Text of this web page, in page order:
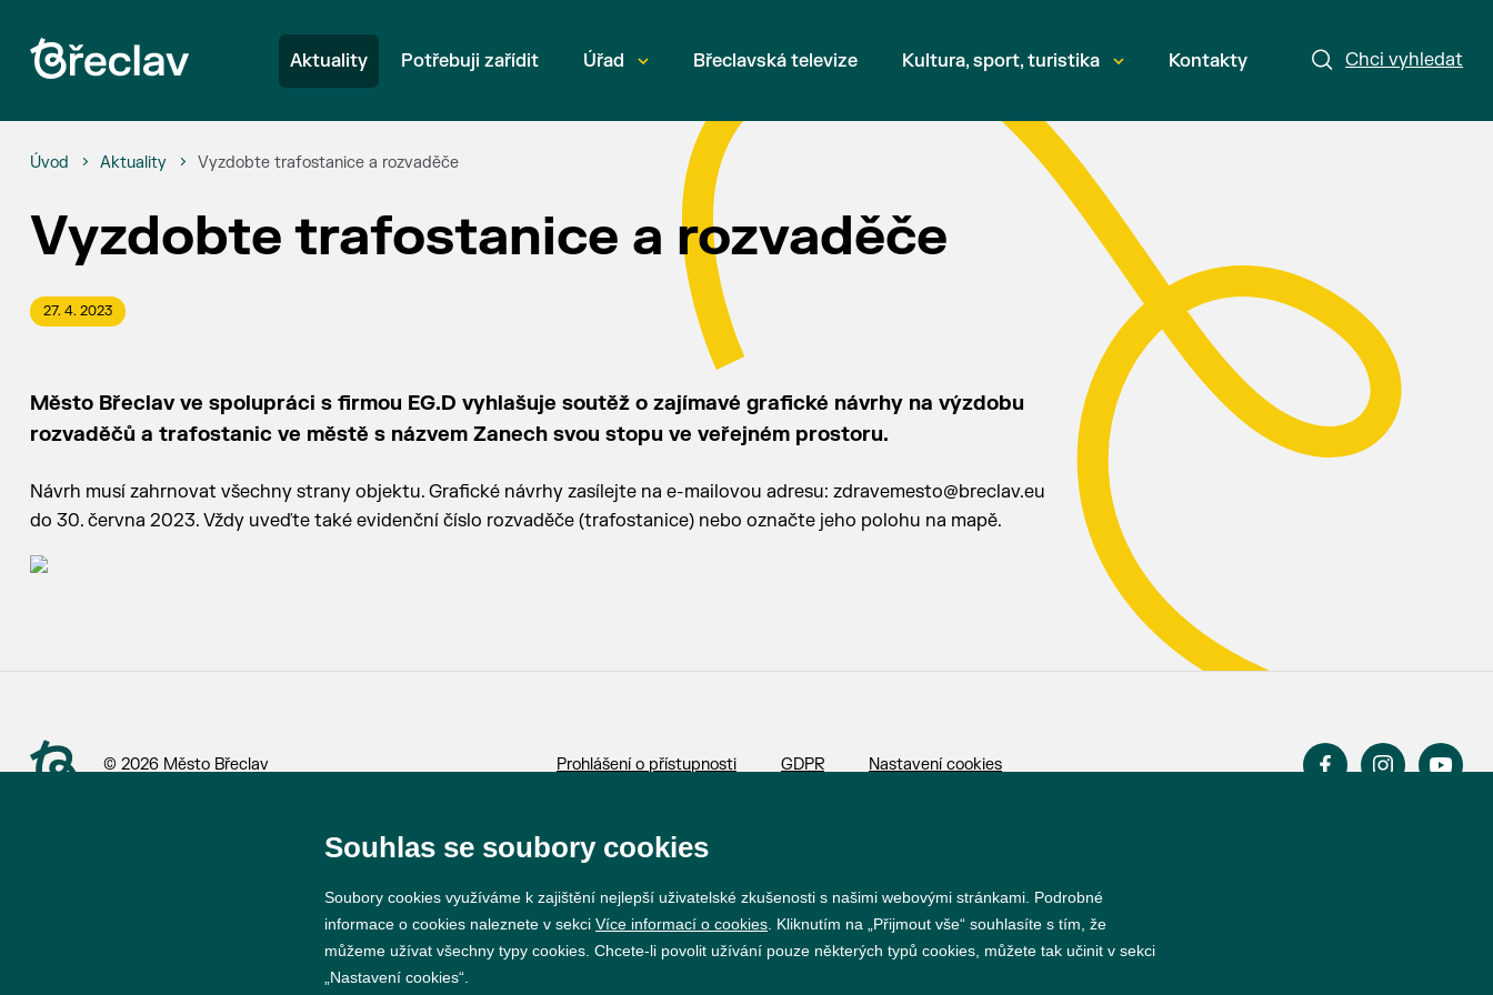
Chci vyhledat
Aktuality Potřebuji zařídit Úřad Břeclavská televize Kultura, sport, turistika Kontakty
Úvod Aktuality Vyzdobte trafostanice a rozvaděče
Vyzdobte trafostanice a rozvaděče
27. 4. 2023
Město Břeclav ve spolupráci s firmou EG.D vyhlašuje soutěž o zajímavé grafické návrhy na výzdobu
rozvaděčů a trafostanic ve městě s názvem Zanech svou stopu ve veřejném prostoru.
Návrh musí zahrnovat všechny strany objektu. Grafické návrhy zasílejte na e-mailovou adresu: zdravemesto@breclav.eu
do 30. června 2023. Vždy uveďte také evidenční číslo rozvaděče (trafostanice) nebo označte jeho polohu na mapě.
© 2026 Město Břeclav Prohlášení o přístupnosti GDPR Nastavení cookies
Vytvořil
Souhlas se soubory cookies
Soubory cookies využíváme k zajištění nejlepší uživatelské zkušenosti s našimi webovými stránkami. Podrobné
informace o cookies naleznete v sekci Více informací o cookies . Kliknutím na „Přijmout vše“ souhlasíte s tím, že
můžeme užívat všechny typy cookies. Chcete-li povolit užívání pouze některých typů cookies, můžete tak učinit v sekci
„Nastavení cookies“.